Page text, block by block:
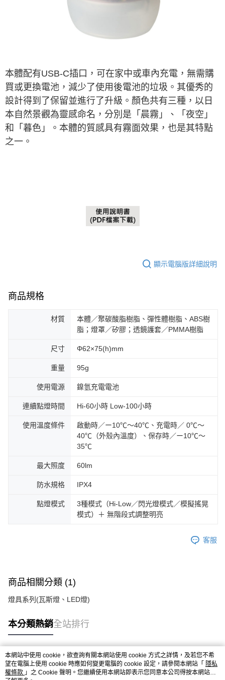
購買商品的店家。未經商家同意取消之訂單仍視為有效，需透過AFTEE先享
※ 交易是否成功請以「AFTEE先享後付 」之結帳頁面顯示為準，若有關於
是否繳費成功／繳費後需取消欲退款等相關疑問，請聯繫「AFTEE先享後付
https://netprotections.freshdesk.com/support/home
１．透過由恩沛科技股份有限公司提供之「AFTEE先享後付」服務完成之交
易，需依本服務之必要範圍內提供個人資料，並將交易相關給付款項請求債
權轉讓予恩沛科技股份有限公司。
２．關於個人資料處理事宜，請瀏覽以下網址：
https://aftee.tw/terms/#terms3
３．未成年的使用者請事先徵得法定代理人或監護人之同意方可使用
「AFTEE先享後付」，若未經同意申辦者引起之損失，本公司不負相關責
任。
４．使用「AFTEE先享後付」時，將依據個別帳號之用戶狀況，依本公司即
本體配有USB-C插口，可在家中或車內充電，無需購
買或更換電池，減少了使用後電池的垃圾。其優秀的
設計得到了保留並進行了升級。顏色共有三種，以日
本自然景觀為靈感命名，分別是「 晨霧 」、「 夜空 」
和「 暮色 」。本體的質感具有霧面效果，也是其特點
之一。
顯示電腦版詳細說明
商品規格
材質
本體／聚碳酸脂樹脂、彈性體樹脂、ABS樹
脂；燈罩／矽膠；透鏡護套／PMMA樹脂
尺寸 Φ62×75(h)mm
重量 95g
使用電源 鎳氫充電電池
連續點燈時間 Hi-60小時 Low-100小時
使用溫度條件
啟動時／ー10℃～40℃、充電時／ 0℃～
40℃（外殼內溫度）、保存時／ー10℃～
35℃
最大照度 60lm
防水規格 IPX4
點燈模式
3種模式（Hi-Low／閃光燈模式／模擬搖晃
模式）＋ 無階段式調整明亮
客服
商品相關分類 (1)
燈具系列(瓦斯燈、LED燈)
本分類熱銷全站排行
熱門標籤
本網站中使用 cookie，欲查詢有關本網站使用 cookie 方式之詳情，及若您不希
望在電腦上使用 cookie 時應如何變更電腦的 cookie 設定，請參閱本網站「 隱私
權條款 」之 Cookie 聲明。您繼續使用本網站即表示您同意本公司得按本網站使